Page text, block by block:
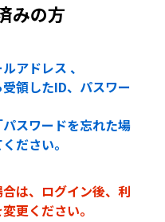
みの方
アドレス 、
領したID、パスワー
スワードを忘れた場
ださい。
は、ログイン後、利
更ください。